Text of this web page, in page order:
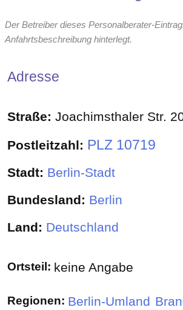
Der Betreiber dieses Personalberater-
Anfahrtsbeschreibung hinterlegt.
Adresse
Straße: Joachimsthaler Str.
Postleitzahl: PLZ 10719
Stadt: Berlin-Stadt
Bundesland: Berlin
Land: Deutschland
Ortsteil: keine Angabe
Regionen: Berlin-Umland